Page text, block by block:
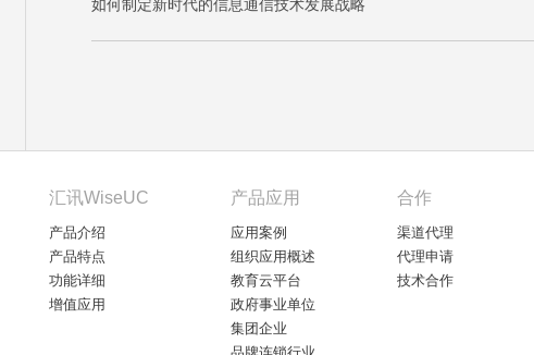
如何制定新时代的信息通信技术发展战略
汇讯WiseUC
产品介绍
产品特点
功能详细
增值应用
产品应用
应用案例
组织应用概述
教育云平台
政府事业单位
集团企业
合作
渠道代理
代理申请
技术合作